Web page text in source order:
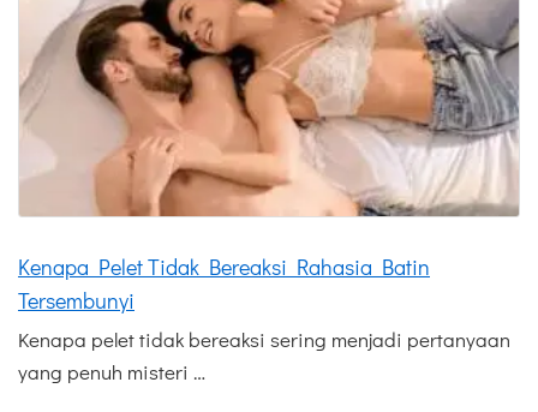
Kenapa Pelet Tidak Bereaksi Rahasia Batin
Tersembunyi
Kenapa pelet tidak bereaksi sering menjadi pertanyaan
yang penuh misteri …